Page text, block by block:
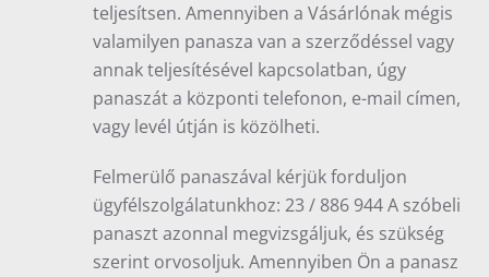
teljesítsen. Amennyiben a Vásárlónak mégis
valamilyen panasza van a szerződéssel vagy
annak teljesítésével kapcsolatban, úgy
panaszát a központi telefonon, e-mail címen,
vagy levél útján is közölheti.
Felmerülő panaszával kérjük forduljon
ügyfélszolgálatunkhoz: 23 / 886 944 A szóbeli
panaszt azonnal megvizsgáljuk, és szükség
szerint orvosoljuk. Amennyiben Ön a panasz